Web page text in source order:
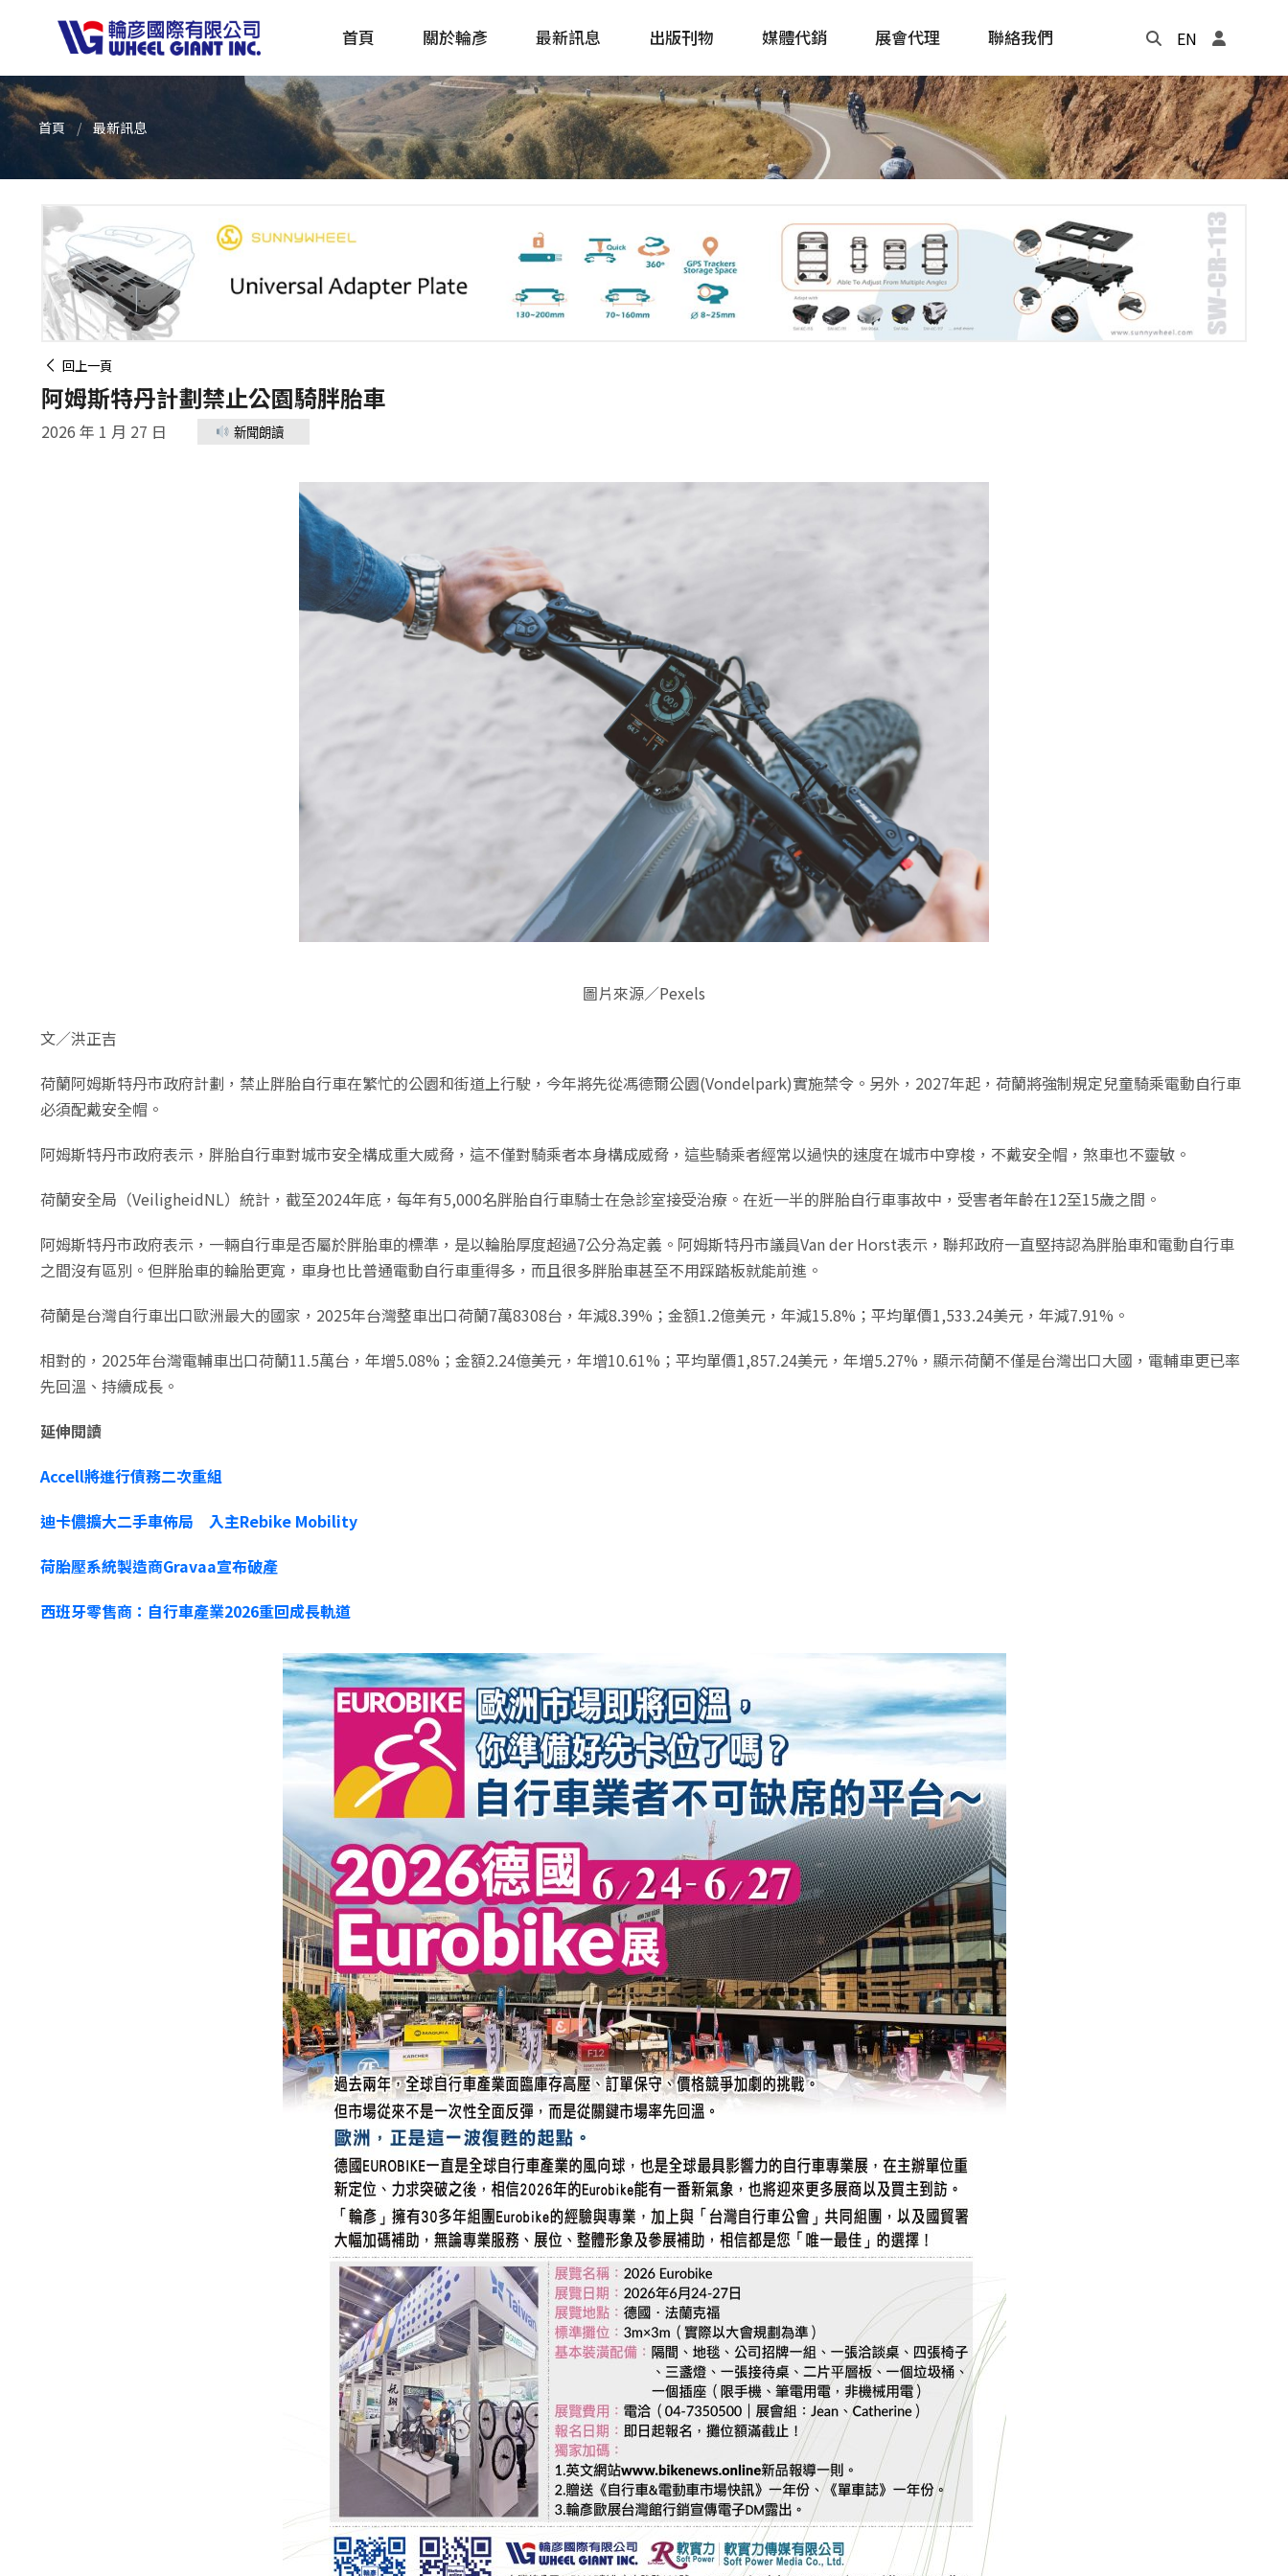
首頁 關於輪彥 最新訊息 出版刊物
產品採購指南 TBS
自行車&電動車市場快訊
Update
單車誌 Cycling Update
戶外探索 Outside
主題書籍
年度記事本
媒體代銷 展會代理 聯絡我們 EN
首頁 最新訊息
回上一頁
阿姆斯特丹計劃禁止公園騎胖胎車
2026 年 1 月 27 日 新聞朗讀
圖片來源／Pexels
文／洪正吉
荷蘭阿姆斯特丹市政府計劃，禁止胖胎自行車在繁忙的公園和街道上行駛，今年將先從馮德爾公園(Vondelpark)實施禁令。另外，2027年起，荷蘭將強制規定兒童騎乘電動自行車
必須配戴安全帽。
阿姆斯特丹市政府表示，胖胎自行車對城市安全構成重大威脅，這不僅對騎乘者本身構成威脅，這些騎乘者經常以過快的速度在城市中穿梭，不戴安全帽，煞車也不靈敏。
荷蘭安全局（VeiligheidNL）統計，截至2024年底，每年有5,000名胖胎自行車騎士在急診室接受治療。在近一半的胖胎自行車事故中，受害者年齡在12至15歲之間。
阿姆斯特丹市政府表示，一輛自行車是否屬於胖胎車的標準，是以輪胎厚度超過7公分為定義。阿姆斯特丹市議員Van der Horst表示，聯邦政府一直堅持認為胖胎車和電動自行車
之間沒有區別。但胖胎車的輪胎更寬，車身也比普通電動自行車重得多，而且很多胖胎車甚至不用踩踏板就能前進。
荷蘭是台灣自行車出口歐洲最大的國家，2025年台灣整車出口荷蘭7萬8308台，年減8.39%；金額1.2億美元，年減15.8%；平均單價1,533.24美元，年減7.91%。
相對的，2025年台灣電輔車出口荷蘭11.5萬台，年增5.08%；金額2.24億美元，年增10.61%；平均單價1,857.24美元，年增5.27%，顯示荷蘭不僅是台灣出口大國，電輔車更已率
先回溫、持續成長。
延伸閱讀
Accell將進行債務二次重組
迪卡儂擴大二手車佈局 入主Rebike Mobility
荷胎壓系統製造商Gravaa宣布破產
西班牙零售商：自行車產業2026重回成長軌道